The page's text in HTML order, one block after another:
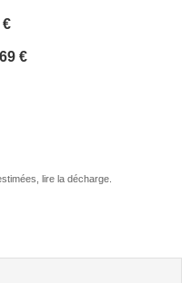
€
€
lire la décharge.